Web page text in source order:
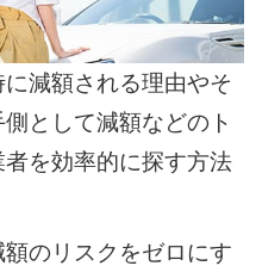
減額される理由やそ
として減額などのト
を効率的に探す方法
のリスクをゼロにす